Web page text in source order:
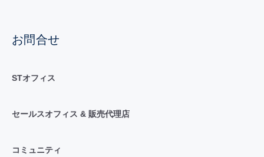
お問合せ
STオフィス
セールスオフィス & 販売代理店
コミュニティ